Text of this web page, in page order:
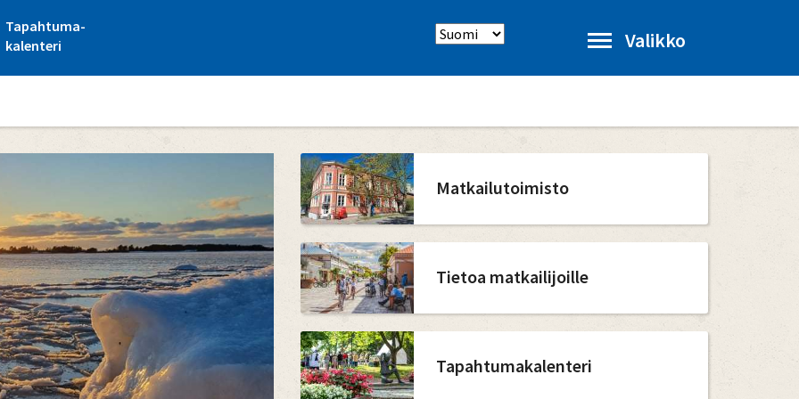
Tapahtuma-
kalenteri
Select
Valikko
Matkailutoimisto
Tietoa matkailijoille
Tapahtumakalenteri